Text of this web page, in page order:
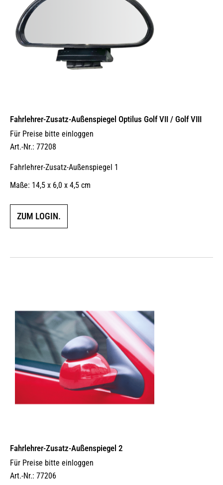
Fahrlehrer-Zusatz-Außen­spiegel Optilus Golf VII / Golf VIII
Für Preise bitte einloggen
Art.-Nr.: 77208
Fahrlehrer-Zusatz-Außenspiegel 1
Maße: 14,5 x 6,0 x 4,5 cm
ZUM LOGIN.
Fahrlehrer-Zusatz-Außen­spiegel 2
Für Preise bitte einloggen
Art.-Nr.: 77206